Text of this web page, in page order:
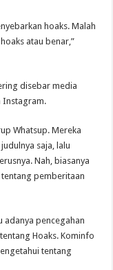
hoaks. Malah
atau benar,”
disebar media
Instagram.
Whatsup. Mereka
saja, lalu
Nah, biasanya
pemberitaan
adanya pencegahan
Hoaks. Kominfo
tentang